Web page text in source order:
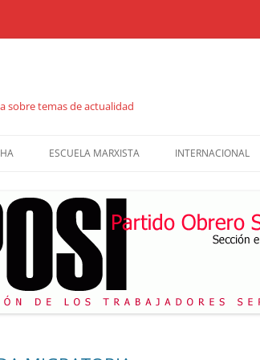
sobre temas de actualidad
ESCUELA MARXISTA
CATÁLOGO DE PUBLICACIONES
CUADERNOS DE FORMACIÓN
COMBATE SOCIALISTA
INTERNACIONAL
REVISTA DIÁLOGO